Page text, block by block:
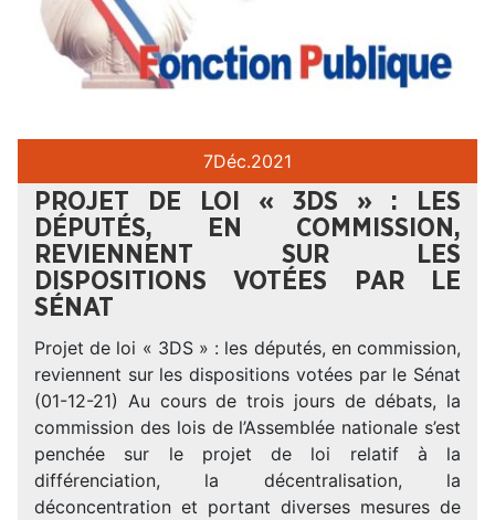
7Déc.2021
PROJET DE LOI « 3DS » : LES
DÉPUTÉS, EN COMMISSION,
REVIENNENT SUR LES
DISPOSITIONS VOTÉES PAR LE
SÉNAT
Projet de loi « 3DS » : les députés, en commission,
reviennent sur les dispositions votées par le Sénat
(01-12-21) Au cours de trois jours de débats, la
commission des lois de l’Assemblée nationale s’est
penchée sur le projet de loi relatif à la
différenciation, la décentralisation, la
déconcentration et portant diverses mesures de